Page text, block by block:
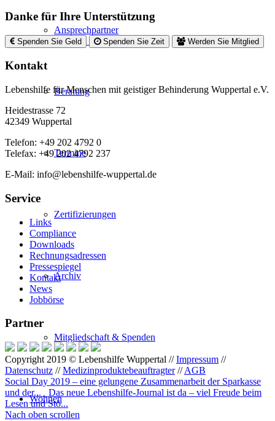
Ansprechpartner
Beratung
Termine
Zertifizierungen
Archiv
Mitgliedschaft & Spenden
Wohnen
Danke für Ihre Unterstützung
Spenden Sie Geld Spenden Sie Zeit Werden Sie Mitglied
Kontakt
Lebenshilfe für Menschen mit geistiger Behinderung Wuppertal e.V.
Heidestrasse 72
42349 Wuppertal
Telefon: +49 202 4792 0
Telefax: +49 202 4792 237
E-Mail: info@lebenshilfe-wuppertal.de
Service
Links
Compliance
Downloads
Rechnungsadressen
Pressespiegel
Kontakt
News
Jobbörse
Partner
Copyright 2019 © Lebenshilfe Wuppertal //Impressum //
Datenschutz //Medizinproduktebeauftragter//AGB
Social Day 2019 – eine gelungene Zusammenarbeit der Sparkasse
und der...
Das neue Lebenshilfe-Journal ist da – viel Freude beim
Lesen und Stö...
Nach oben scrollen